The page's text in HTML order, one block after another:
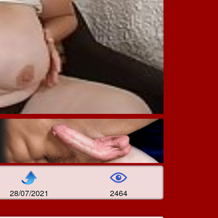
28/07/2021 2464